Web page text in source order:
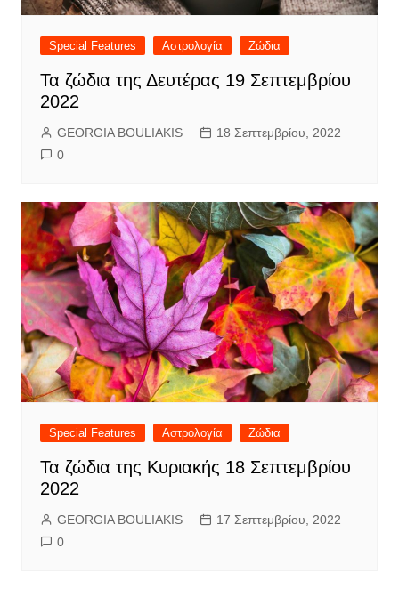
Special Features Αστρολογία Ζώδια
Τα ζώδια της Δευτέρας 19 Σεπτεμβρίου
2022
GEORGIA BOULIAKIS
18 Σεπτεμβρίου, 2022
0
Special Features Αστρολογία Ζώδια
Τα ζώδια της Κυριακής 18 Σεπτεμβρίου
2022
GEORGIA BOULIAKIS
17 Σεπτεμβρίου, 2022
0